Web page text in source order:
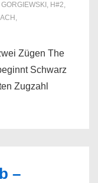
GORGIEWSKI , H#2,
,
Zügen The
Schwarz
Zugzahl
–